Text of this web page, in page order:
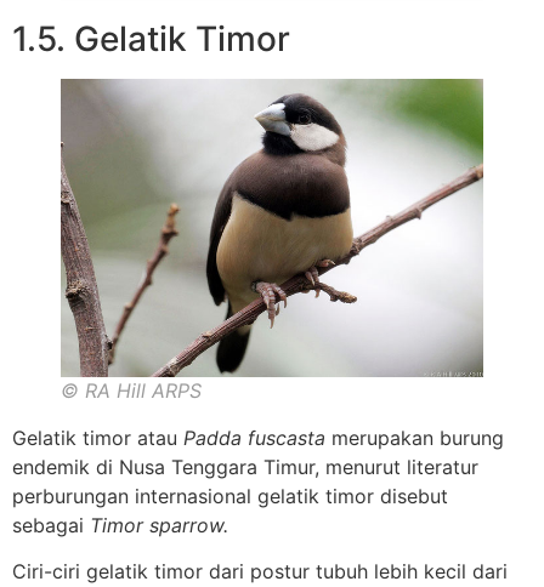
1.5. Gelatik Timor
© RA Hill ARPS
Gelatik timor atau Padda fuscasta merupakan burung
endemik di Nusa Tenggara Timur, menurut literatur
perburungan internasional gelatik timor disebut
sebagai Timor sparrow.
Ciri-ciri gelatik timor dari postur tubuh lebih kecil dari